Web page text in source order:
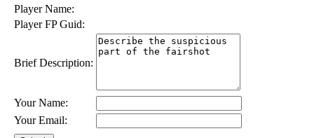
Player Name:
Player FP Guid:
Brief Description:
Your Name:
Your Email: